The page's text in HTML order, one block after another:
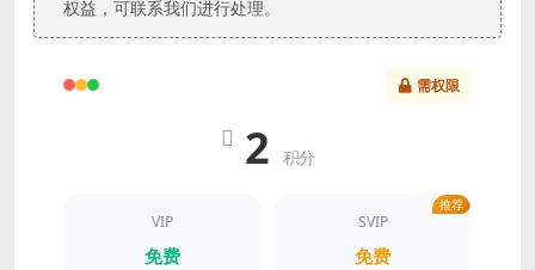
权益，可联系我们进行处理。
需权限
2 积分
VIP
免费
推荐
SVIP
免费